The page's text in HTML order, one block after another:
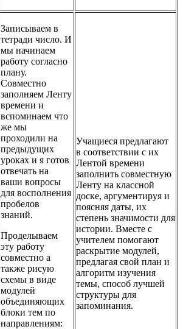
Записываем в
тетради число. И
мы начинаем
работу согласно
плану.
Совместно
заполняем Ленту
времени и
вспоминаем что
же мы
проходили на
предыдущих
уроках и я готов
отвечать на
ваши вопросы
для восполнения
пробелов
знаний.
Проделываем
эту работу
совместно а
также рисую
схемы в виде
модулей
объединяющих
блоки тем по
направлениям:
Учащиеся предлагают
в соответствии с их
Лентой времени
заполнить совместную
Ленту на классной
доске, аргументируя и
поясняя даты, их
степень значимости для
истории. Вместе с
учителем помогают
раскрытие модулей,
предлагая свой план и
алгоритм изучения
темы, способ лучшей
структуры для
запоминания.